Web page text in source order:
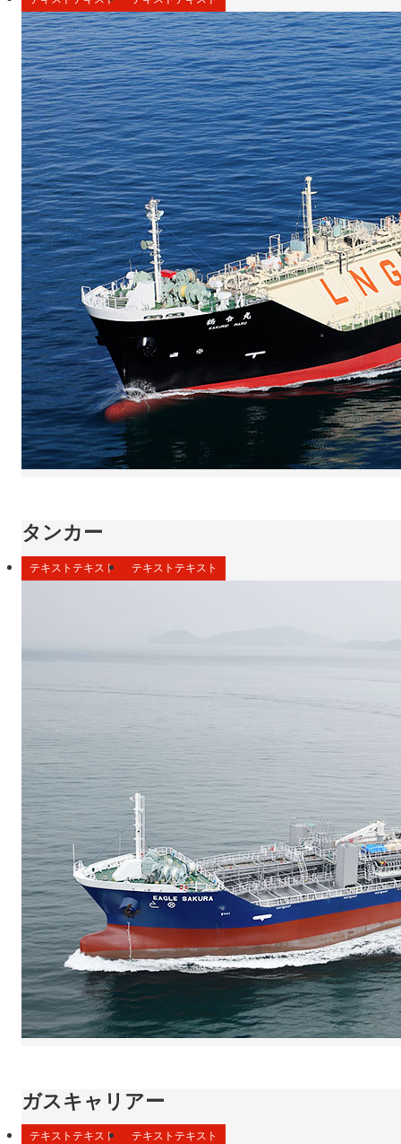
タンカー
テキストテキスト テキストテキスト
ガスキャリアー
テキストテキスト テキストテキスト